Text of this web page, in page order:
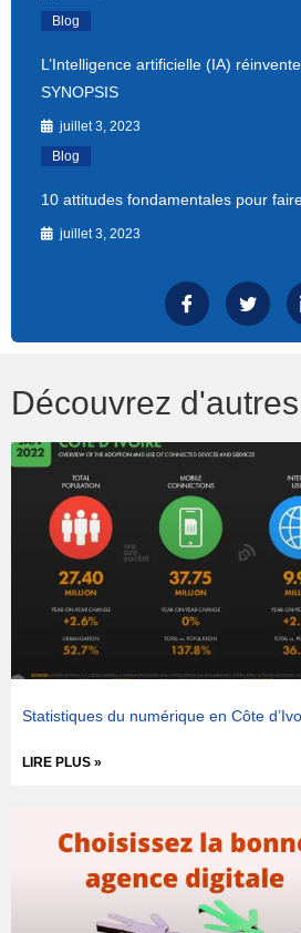
Blog
L’Intelligence artificielle (IA)
SYNOPSIS
juillet 3, 2023
Blog
10 attitudes fondamentales pour
juillet 3, 2023
Découvrez
Statistiques du numérique en Côte
LIRE PLUS »